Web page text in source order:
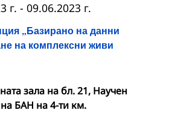
„Базирано на данни
на комплексни живи
г. - 09.06.2023 г.
зала на бл. 21, Научен
БАН на 4-ти км.